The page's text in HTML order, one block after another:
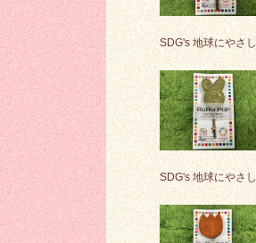
SDG's 地球にやさ
SDG's 地球にやさ